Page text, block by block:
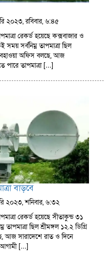
২০২৩, রবিবার, ৬:৪৫
রেকর্ড হয়েছে কক্সবাজার ও
সর্বনিম্ন তাপমাত্রা ছিল
অফিস বলছে, আজ
পারে তাপমাত্রা […]
বাড়বে
২০২৩, শনিবার, ৬:৩২
রেকর্ড হয়েছে সীতাকুন্ড ৩১
ছিল শ্রীমঙ্গল ১২.২ ডিগ্রি
আজ সারাদেশে রাত ও দিনে
আগামী […]